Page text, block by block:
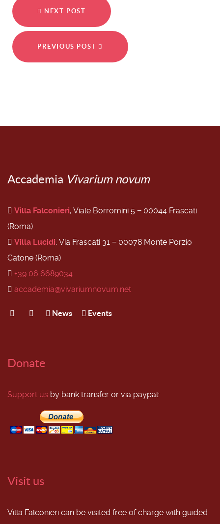
NEXT POST
PREVIOUS POST
Accademia Vivarium novum
Villa Falconieri, Viale Borromini 5 − 00044 Frascati
(Roma)
Villa Lucidi, Via Frascati 31 − 00078 Monte Porzio
Catone (Roma)
+39 06 6689034
accademia@vivariumnovum.net
News Events
Donate
Support us by bank transfer or via paypal:
Visit us
Villa Falconieri can be visited free of charge with guided